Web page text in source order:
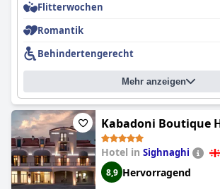
Flitterwochen
Romantik
Behindertengerecht
Mehr anzeigen
Kabadoni Boutique
Hotel in Sighnaghi
8,9 Hervorragend